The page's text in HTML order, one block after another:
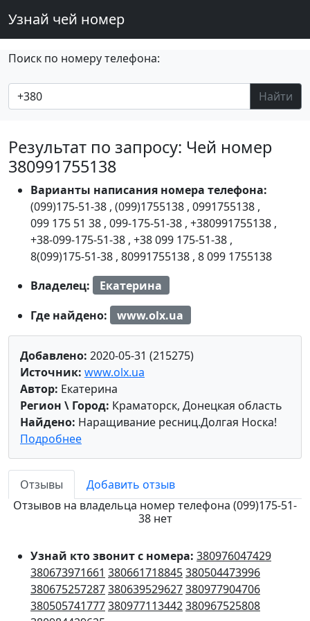
Узнай чей номер
Поиск по номеру телефона:
Найти
Результат по запросу: Чей номер
380991755138
Варианты написания номера телефона:
(099)175-51-38 , (099)1755138 , 0991755138 ,
099 175 51 38 , 099-175-51-38 , +380991755138 ,
+38-099-175-51-38 , +38 099 175-51-38 ,
8(099)175-51-38 , 80991755138 , 8 099 1755138
Владелец:
Екатерина
Где найдено:
www.olx.ua
Добавлено: 2020-05-31 (215275)
Источник: www.olx.ua
Автор: Екатерина
Регион \ Город: Краматорск, Донецкая область
Найдено: Наращивание ресниц.Долгая Носка!
Подробнее
Отзывы
Добавить отзыв
Отзывов на владельца номер телефона (099)175-51-
38 нет
Узнай кто звонит с номера: 380976047429
380673971661 380661718845380504473996
380675257287380639529627380977904706
380505741777380977113442380967525808